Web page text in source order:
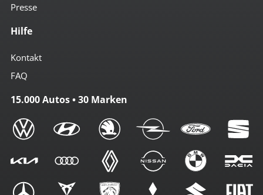
Presse
Hilfe
Kontakt
FAQ
15.000 Autos • 30 Marken